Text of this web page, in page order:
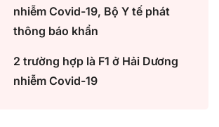
nhiễm Covid-19, Bộ Y tế phát
thông báo khẩn
2 trường hợp là F1 ở Hải Dương
nhiễm Covid-19